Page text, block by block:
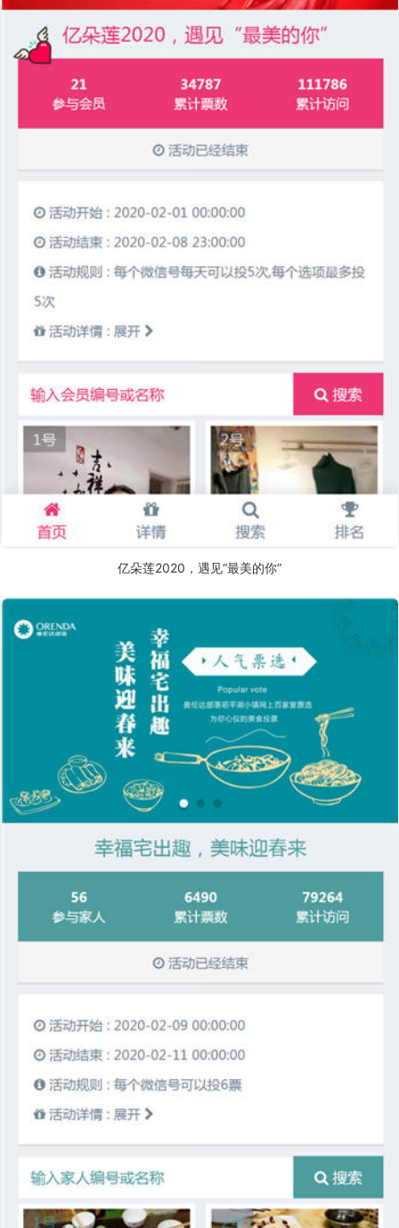
亿朵莲2020，遇见“最美的你”